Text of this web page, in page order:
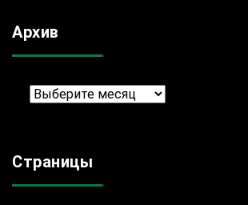
Архив
Архив
Страницы